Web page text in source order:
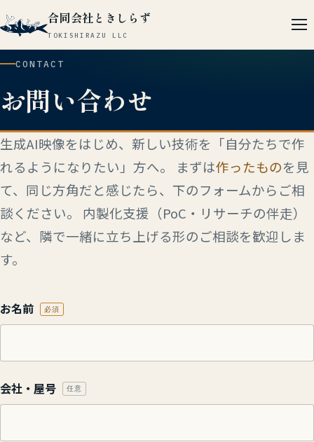
合同会社ときしらず
TOKISHIRAZU LLC
CONTACT
お問い合わせ
生成AI映像をはじめ、新しい技術を「自分たちで作
れるようになりたい」方へ。 まずは作ったものを見
て、同じ方角だと感じたら、下のフォームからご相
談ください。 内製化支援（PoC・リサーチの伴走）
など、隣で一緒に立ち上げる形のご相談を歓迎しま
す。
お名前 必須
会社・屋号 任意